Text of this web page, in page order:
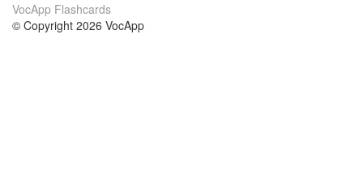
VocApp Flashcards
© Copyright 2026 VocApp